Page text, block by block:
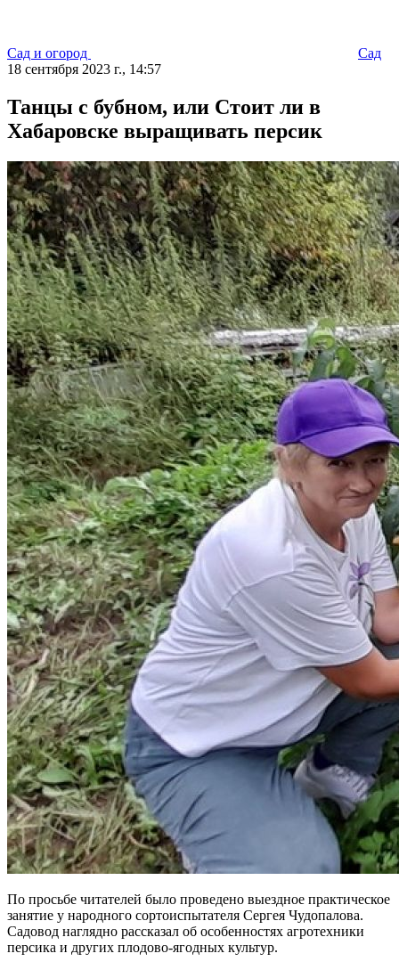
Сад и огород
Сад
18 сентября 2023 г., 14:57
Танцы с бубном, или Стоит ли в
Хабаровске выращивать персик
По просьбе читателей было проведено выездное практическое
занятие у народного сортоиспытателя Сергея Чудопалова.
Садовод наглядно рассказал об особенностях агротехники
персика и других плодово-ягодных культур.